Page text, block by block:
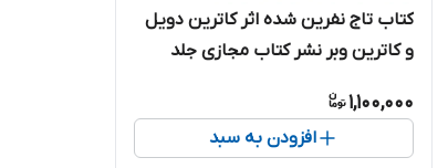
کتاب تاج نفرین شده اثر کاترین دویل
و کاترین وبر نشر کتاب مجازی جلد
1,100,000
افزودن به سبد